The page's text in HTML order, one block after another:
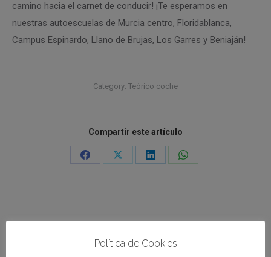
camino hacia el carnet de conducir! ¡Te esperamos en
nuestras autoescuelas de Murcia centro, Floridablanca,
Campus Espinardo, Llano de Brujas, Los Garres y Beniaján!
Category: Teórico coche
Compartir este artículo
Cursos de recuperación de puntos: toda la
Política de Cookies